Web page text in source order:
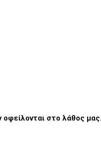
οφείλονται στο λάθος μας.